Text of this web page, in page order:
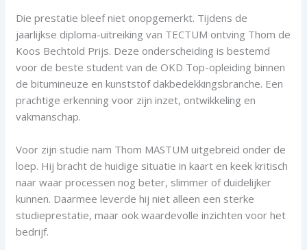
Die prestatie bleef niet onopgemerkt. Tijdens de
jaarlijkse diploma-uitreiking van TECTUM ontving Thom de
Koos Bechtold Prijs. Deze onderscheiding is bestemd
voor de beste student van de OKD Top-opleiding binnen
de bitumineuze en kunststof dakbedekkingsbranche. Een
prachtige erkenning voor zijn inzet, ontwikkeling en
vakmanschap.
Voor zijn studie nam Thom MASTUM uitgebreid onder de
loep. Hij bracht de huidige situatie in kaart en keek kritisch
naar waar processen nog beter, slimmer of duidelijker
kunnen. Daarmee leverde hij niet alleen een sterke
studieprestatie, maar ook waardevolle inzichten voor het
bedrijf.